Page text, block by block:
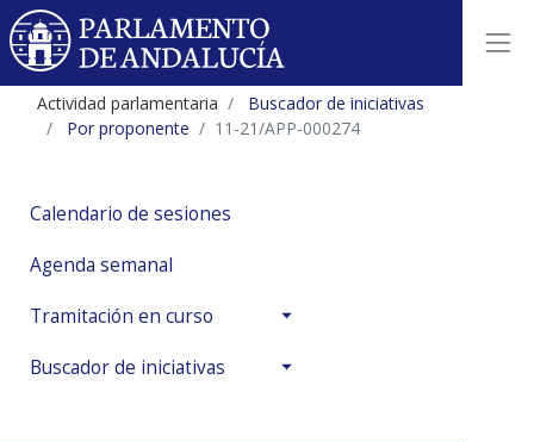
Actividad parlamentaria
Buscador de iniciativas
Por proponente
11-21/APP-000274
Calendario de sesiones
Agenda semanal
Tramitación en curso
Buscador de iniciativas